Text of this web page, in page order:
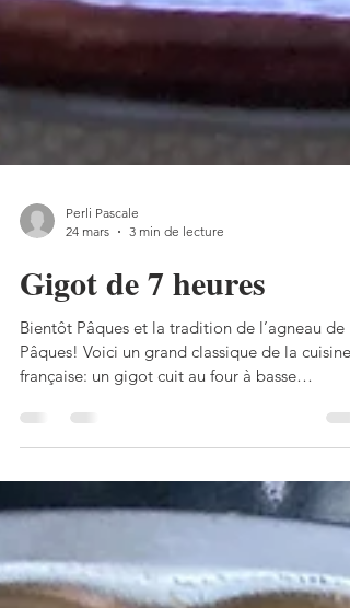
24 mars
3 min de lecture
Gigot de 7 heures
Bientôt Pâques et la tradition de l’agneau de
française: un gigot cuit au four à basse
température pendant 7 heures. Pour en avoir
essayé plusieurs versions, je trouve celle-ci
parfaite! Je me suis inspirée pour cette
merveille d’une recette du chef Cyril Lignac et
façon tajine! Gigot de 7 heures Pour 6 à 8
personnes: 1 beau gigot d’agneau, 1 carotte, 2